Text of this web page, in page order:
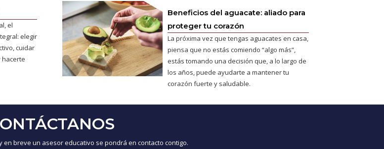
el
elegir
cuidar
hacerte
Beneficios del aguacate: aliado para
proteger tu corazón
La próxima vez que tengas aguacates en casa,
piensa que no estás comiendo “algo más”,
estás tomando una decisión que, a lo largo de
los años, puede ayudarte a mantener tu
corazón fuerte y saludable.
en breve un asesor educativo se pondrá en contacto contigo.